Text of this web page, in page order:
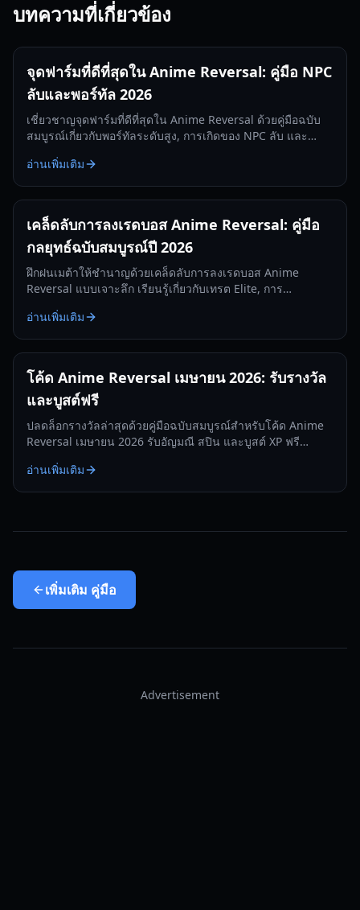
บทความที่เกี่ยวข้อง
จุดฟาร์มที่ดีที่สุดใน Anime Reversal: คู่มือ NPC
ลับและพอร์ทัล 2026
เชี่ยวชาญจุดฟาร์มที่ดีที่สุดใน Anime Reversal ด้วยคู่มือฉบับ
สมบูรณ์เกี่ยวกับพอร์ทัลระดับสูง, การเกิดของ NPC ลับ และ
อ่านเพิ่มเติม
เคล็ดลับการลงเรดบอส Anime Reversal: คู่มือ
กลยุทธ์ฉบับสมบูรณ์ปี 2026
ฝึกฝนเมต้าให้ชำนาญด้วยเคล็ดลับการลงเรดบอส Anime
Reversal แบบเจาะลึก เรียนรู้เกี่ยวกับเทรต Elite, การ
อ่านเพิ่มเติม
โค้ด Anime Reversal เมษายน 2026: รับรางวัล
และบูสต์ฟรี
ปลดล็อกรางวัลล่าสุดด้วยคู่มือฉบับสมบูรณ์สำหรับโค้ด Anime
Reversal เมษายน 2026 รับอัญมณี สปิน และบูสต์ XP ฟรี
อ่านเพิ่มเติม
เพิ่มเติม คู่มือ
Advertisement